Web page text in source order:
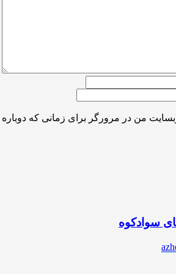
من در مرورگر برای زمانی که
سوادکوه